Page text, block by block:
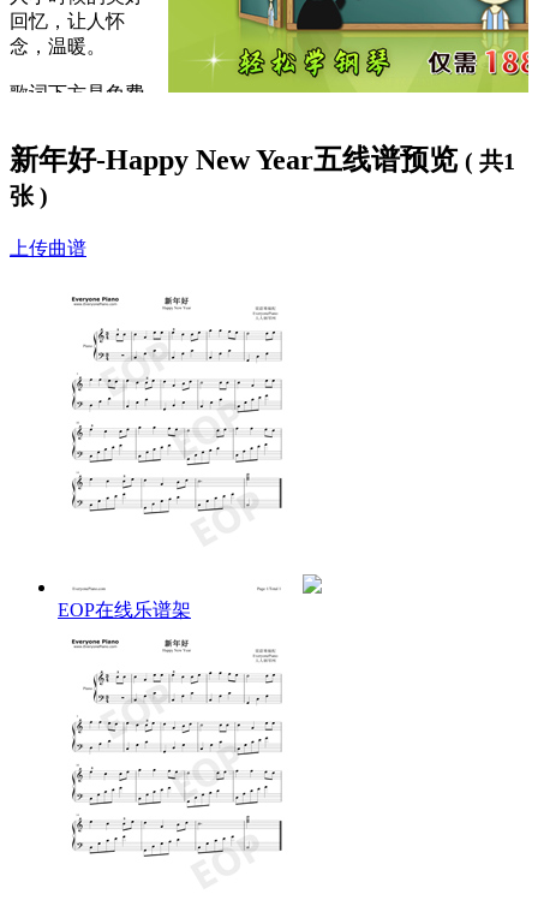
回忆，让人怀
念，温暖。
歌词下方是免费
网站还为大家提供了另一版本的《新年好》曲谱下载。希望大
家喜欢。
祝贺大家新年好。
我们唱歌我们跳舞，
祝贺大家新年好。
新年好-Happy New Year五线谱预览 ( 共1
张 )
上传曲谱
EOP在线乐谱架